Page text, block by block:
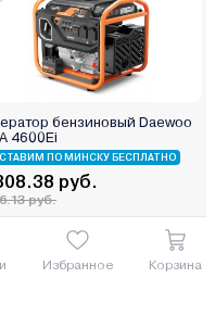
Избранное Корзина
бензиновый Daewoo
4600Ei
ПО МИНСКУ БЕСПЛАТНО
руб.
руб.
от 57 руб. руб./мес.